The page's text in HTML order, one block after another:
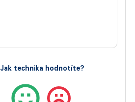
Jak technika hodnotíte?